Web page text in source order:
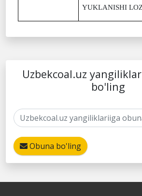
YUKLANISHI
Uzbekcoal.uz
bo'ling
Obuna bo'ling